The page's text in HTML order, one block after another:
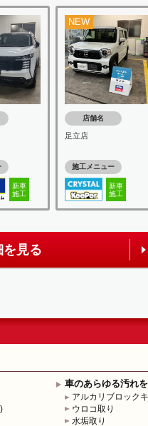
新車
施工
NEW
店舗名
足立店
施工メニュー
新車
施工
を見る
車のあらゆる汚れ
アルカリブロック
ウロコ取り
水垢取り